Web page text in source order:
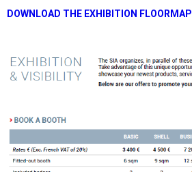
DOWNLOAD THE EXHIBITION FLOORMAP